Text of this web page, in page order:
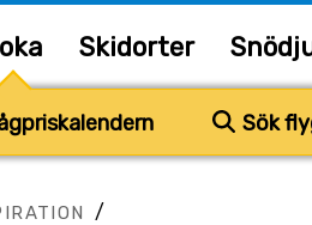
Skidorter
Sök
/